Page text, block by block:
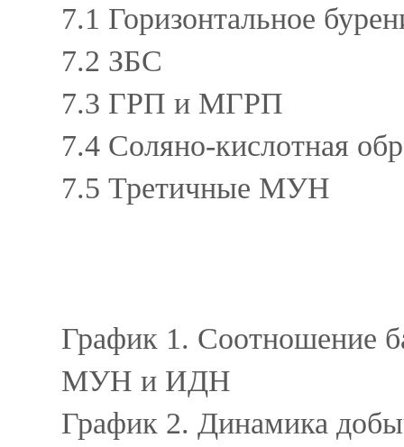
7.1 Горизонтальное
7.2 ЗБС
7.3 ГРП и МГРП
7.4 Соляно-кислотная
7.5 Третичные МУН
График 1. Соотношение
МУН и ИДН
График 2. Динамика